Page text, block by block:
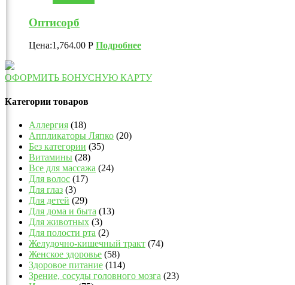
Оптисорб
Цена:1,764.00 Р Подробнее
ОФОРМИТЬ БОНУСНУЮ КАРТУ
Категории товаров
Аллергия (18)
Аппликаторы Ляпко (20)
Без категории (35)
Витамины (28)
Все для массажа (24)
Для волос (17)
Для глаз (3)
Для детей (29)
Для дома и быта (13)
Для животных (3)
Для полости рта (2)
Желудочно-кишечный тракт (74)
Женское здоровье (58)
Здоровое питание (114)
Зрение, сосуды головного мозга (23)